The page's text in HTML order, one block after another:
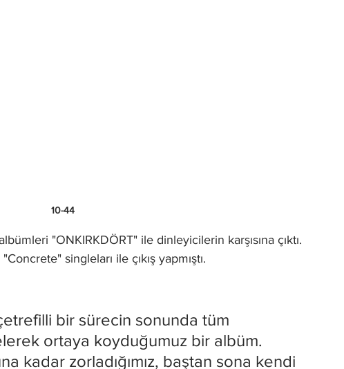
10-44
"ONKIRKDÖRT" ile dinleyicilerin karşısına çıktı.
singleları ile çıkış yapmıştı.
bir sürecin sonunda tüm
ortaya koyduğumuz bir albüm.
kadar zorladığımız, baştan sona kendi